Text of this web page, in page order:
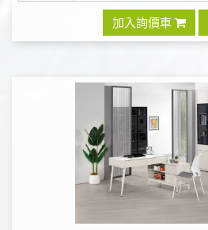
加入詢價車